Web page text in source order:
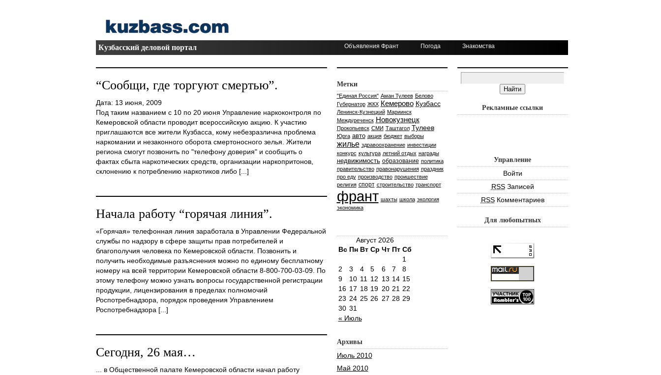
Кузбасский деловой портал Объявления Франт Погода Знакомства
“Сообщи, где торгуют смертью”.
Дата: 13 июня, 2009
Под таким названием с 10 по 20 июня Управление наркоконтроля по
Кемеровской области проводит всероссийскую акцию. К участию
приглашаются все жители Кузбасса, кому небезразлична проблема
наркомании и незаконного оборота смертоносного зелья. Жители
региона смогут позвонить по "телефону доверия" и сообщить о
фактах сбыта наркотических средств, организации наркопритонов,
склонению к потреблению наркотиков либо [...]
Начала работу “горячая линия”.
«Горячая» телефонная линия заработала в Управлении Федеральной
службы по надзору в сфере защиты прав потребителей и
благополучия человека по Кемеровской области. Позвонить и
получить необходимые разъяснения можно по единому бесплатному
номеру на всей территории Кемеровской области 8-800-700-03-09. По
этому телефону можно узнать вопросы государственной регистрации
продукции, лицензирования в пределах полномочий
Роспотребнадзора, порядок проведения Управлением
Роспотребнадзора [...]
Сегодня, 26 мая…
... в Общественной палате Кемеровской области начал работу
Метки
"Единая Россия" Аман Тулеев Белово
Губернатор ЖКХ Кемерово Кузбасс
Ленинск-Кузнецкий Мариинск
Междуреченск Новокузнецк
Прокопьевск СМИ Таштагол Тулеев
Юрга авто акция бюджет выборы
жилье здравоохранение инвестиции
конкурс культура летний отдых награды
недвижимость образование политика
правительство правонарушения праздник
про еду производство проишествие
религия спорт строительство транспорт
франт шахты школа экология
экономика
Август 2026
Вс Пн Вт Ср Чт Пт Сб
« Июль
1
2
3 4 5 6 7
8
9
10 11 12 13 14 15
16 17 18 19 20 21 22
23 24 25 26 27 28 29
30 31
Архивы
Июль 2010
Май 2010
Рекламные ссылки
Управление
Войти
RSSЗаписей
RSSКомментариев
Для любопытных